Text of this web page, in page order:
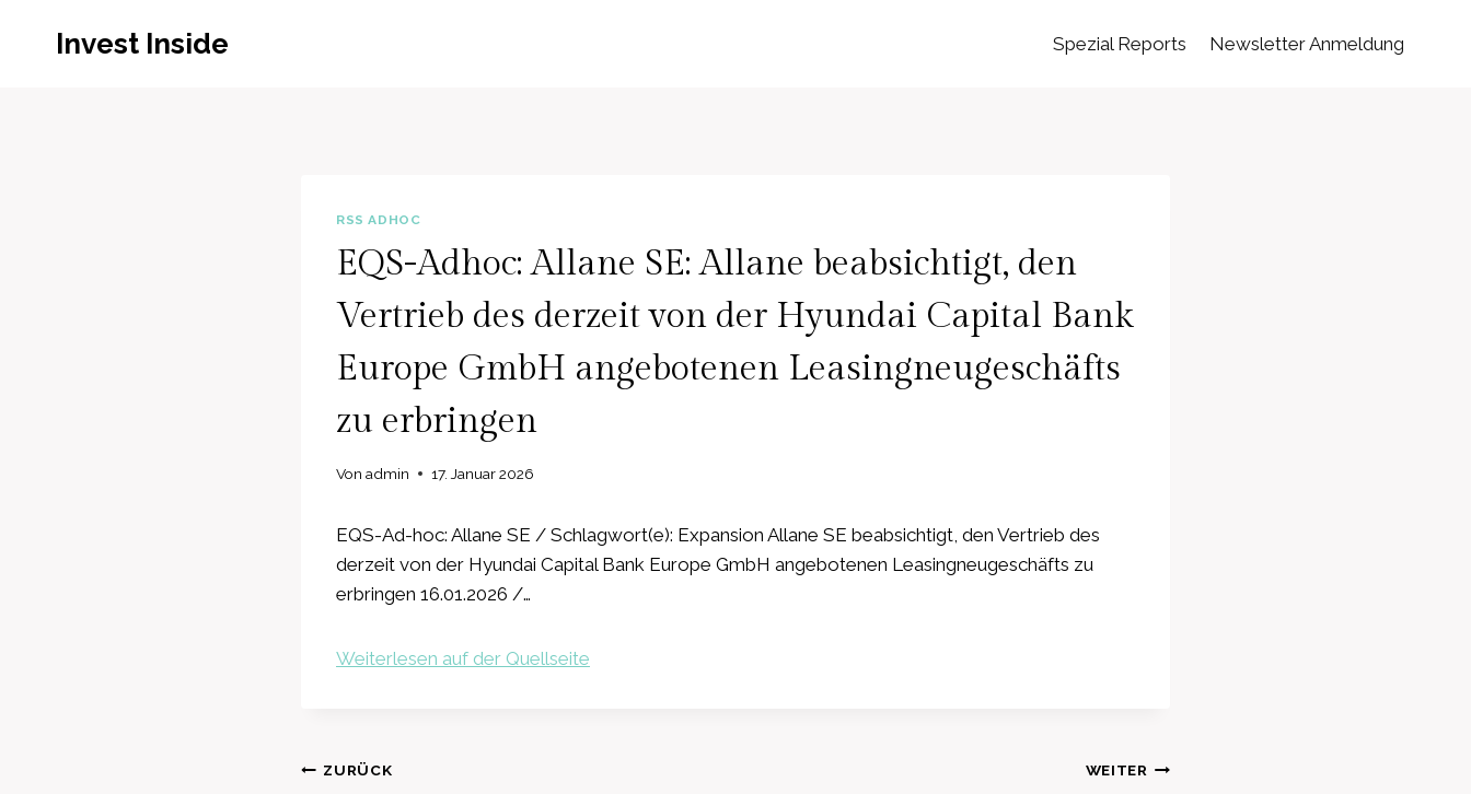
Invest Inside Spezial Reports Newsletter Anmeldung
RSS ADHOC
EQS-Adhoc: Allane SE: Allane beabsichtigt, den
Vertrieb des derzeit von der Hyundai Capital Bank
Europe GmbH angebotenen Leasingneugeschäfts
zu erbringen
Von admin 17. Januar 2026
EQS-Ad-hoc: Allane SE / Schlagwort(e): Expansion Allane SE beabsichtigt, den Vertrieb des
derzeit von der Hyundai Capital Bank Europe GmbH angebotenen Leasingneugeschäfts zu
erbringen 16.01.2026 /…
Weiterlesen auf der Quellseite
Beitragsnavigation
ZURÜCK WEITER